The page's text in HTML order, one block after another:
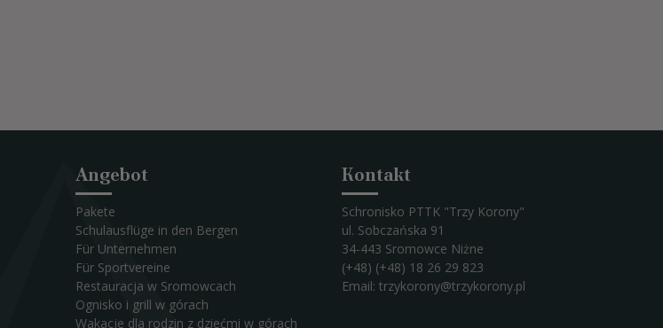
Angebot
Pakete
Schulausflüge in den Bergen
Für Unternehmen
Für Sportvereine
Restauracja w Sromowcach
Ognisko i grill w górach
Wakacje dla rodzin z dziećmi w górach
Kontakt
Schronisko PTTK "Trzy Korony"
ul. Sobczańska 91
34-443 Sromowce Niżne
(+48) (+48) 18 26 29 823
Email: trzykorony@trzykorony.pl